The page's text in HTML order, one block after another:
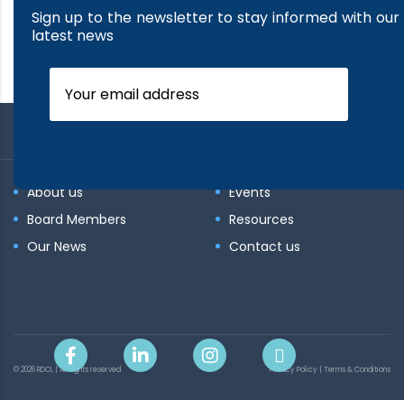
Sign up to the newsletter to stay informed with our
latest news
About us
Board Members
Our News
Events
Resources
Contact us
© 2026 RDCL | All rights reserved